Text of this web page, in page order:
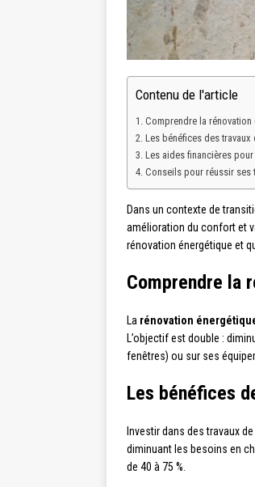
Contenu de l'article
Comprendre la rénovation
Les bénéfices des
Les aides financières
Conseils pour réussir ses
Dans un contexte de
amélioration du confort et
rénovation énergétique et
Comprendre la
La rénovation
L’objectif est double :
fenêtres) ou sur ses
Les bénéfices
Investir dans des travaux
diminuant les besoins en
de 40 à 75 %.